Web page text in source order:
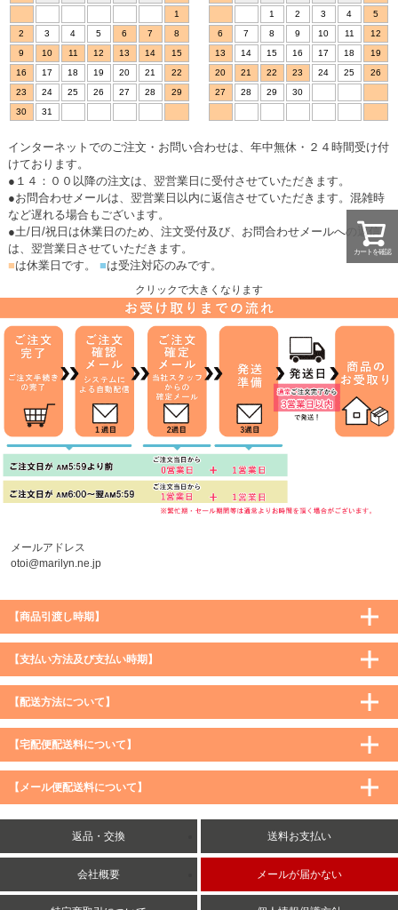
カートを確認
1
2
3 4 5 6 7
8
9
10 11 12 13 14
15
16
17 18 19 20 21
22
23
24 25 26 27 28
29
30
31
1
2 3 4
5
6
7 8 9 10 11
12
13
14 15 16 17 18
19
20
21 22 23 24 25
26
27
28 29 30
インターネットでのご注文・お問い合わせは、年中無休・２４時間受け付
けております。
●１４：００以降の注文は、翌営業日に受付させていただきます。
●お問合わせメールは、翌営業日以内に返信させていただきます。混雑時
など遅れる場合もございます。
●土/日/祝日は休業日のため、注文受付及び、お問合わせメールへの返信
は、翌営業日させていただきます。
■は休業日です。 ■は受注対応のみです。
クリックで大きくなります
メールアドレス
otoi@marilyn.ne.jp
【商品引渡し時期】
【支払い方法及び支払い時期】
【配送方法について】
【宅配便配送料について】
購入価格 ／ 地域 通常 沖縄・離島など一部地域
5,900円（税込）未満
590円（税込）
【メール便配送料について】
5,900円（税込）以上
返品・交換 送料お支払い
会社概要 メールが届かない